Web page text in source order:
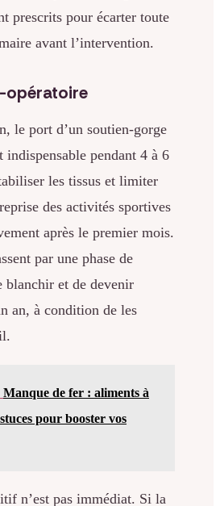
prescrits pour écarter toute
avant l’intervention.
opératoire
le port d’un soutien-gorge
indispensable pendant 4 à 6
les tissus et limiter
des activités sportives
après le premier mois.
par une phase de
blanchir et de devenir
an, à condition de les
Manque de fer : aliments à
pour booster vos
n’est pas immédiat. Si la